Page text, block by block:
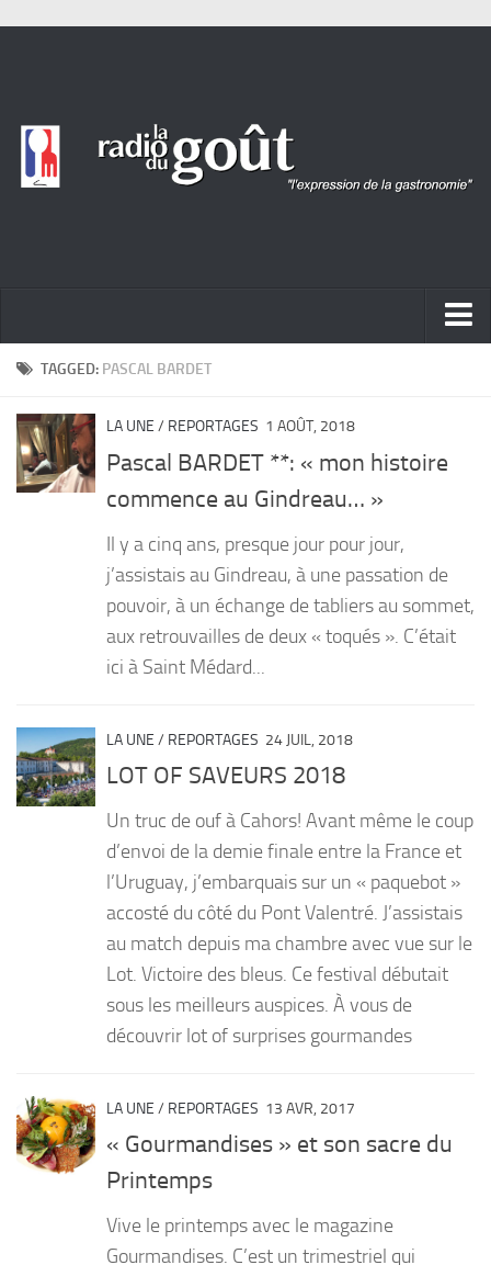
ACTUALITÉ
PORTRAITS
LIVRES
Desserts
TAGGED: PASCAL BARDET
LA UNE / REPORTAGES 1 AOÛT, 2018
Pascal BARDET **: « mon histoire
commence au Gindreau… »
Il y a cinq ans, presque jour pour jour,
j’assistais au Gindreau, à une passation de
pouvoir, à un échange de tabliers au sommet,
aux retrouvailles de deux « toqués ». C’était
ici à Saint Médard...
LA UNE / REPORTAGES 24 JUIL, 2018
LOT OF SAVEURS 2018
Un truc de ouf à Cahors! Avant même le coup
d’envoi de la demie finale entre la France et
l’Uruguay, j’embarquais sur un « paquebot »
accosté du côté du Pont Valentré. J’assistais
au match depuis ma chambre avec vue sur le
Lot. Victoire des bleus. Ce festival débutait
sous les meilleurs auspices. À vous de
découvrir lot of surprises gourmandes
LA UNE / REPORTAGES 13 AVR, 2017
« Gourmandises » et son sacre du
Printemps
Vive le printemps avec le magazine
Gourmandises. C’est un trimestriel qui